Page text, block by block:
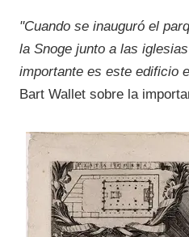
"Cuando se inauguró el
la Snoge junto a las
importante es este edificio
Bart Wallet sobre la